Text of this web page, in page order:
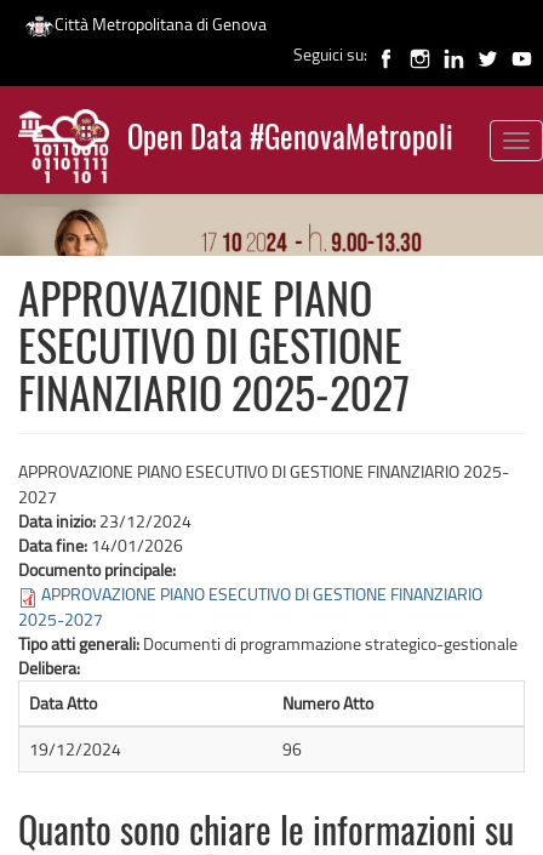
Salta
contenuto
principale
Città Metropolitana di Genova
Seguici su:
Open Data #GenovaMetropoli
News
APPROVAZIONE PIANO
ESECUTIVO DI GESTIONE
FINANZIARIO 2025-2027
APPROVAZIONE PIANO ESECUTIVO DI GESTIONE FINANZIARIO 2025-
2027
Data inizio: 23/12/2024
Data fine: 14/01/2026
Documento principale:
APPROVAZIONE PIANO ESECUTIVO DI GESTIONE FINANZIARIO
2025-2027
Tipo atti generali: Documenti di programmazione strategico-gestionale
Delibera:
Data Atto
Numero Atto
19/12/2024
96
Quanto sono chiare le informazioni su